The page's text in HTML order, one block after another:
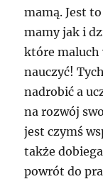
mamą. Jest
mamy jak i
które maluch
nauczyć!
nadrobić a
na rozwój
jest czymś
także
powrót do